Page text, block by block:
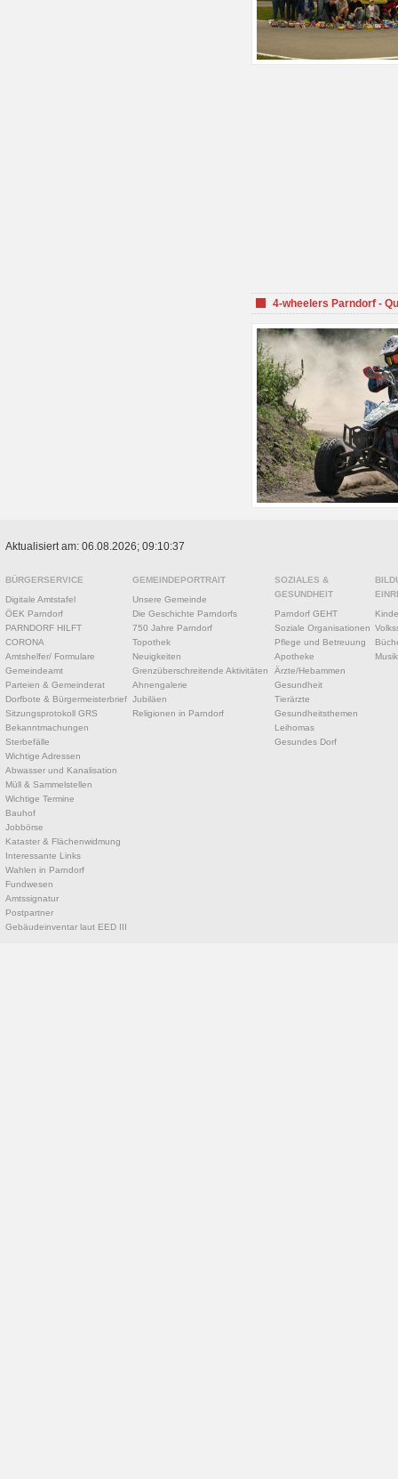
4-wheelers Parndorf -
Aktualisiert am: 06.08.2026; 09:10:37
BÜRGERSERVICE
Digitale Amtstafel
ÖEK Parndorf
PARNDORF HILFT
CORONA
Amtshelfer/ Formulare
Gemeindeamt
Parteien & Gemeinderat
Dorfbote & Bürgermeisterbrief
Sitzungsprotokoll GRS
Bekanntmachungen
Sterbefälle
Wichtige Adressen
Abwasser und Kanalisation
Müll & Sammelstellen
Wichtige Termine
Bauhof
Jobbörse
Kataster & Flächenwidmung
Interessante Links
Wahlen in Parndorf
Fundwesen
Amtssignatur
Postpartner
Gebäudeinventar laut EED III
GEMEINDEPORTRAIT
Unsere Gemeinde
Die Geschichte Parndorfs
750 Jahre Parndorf
Topothek
Neuigkeiten
Grenzüberschreitende Aktivitäten
Ahnengalerie
Jubiläen
Religionen in Parndorf
SOZIALES &
GESUNDHEIT
Parndorf GEHT
Soziale Organisationen
Pflege und Betreuung
Apotheke
Ärzte/Hebammen
Gesundheit
Tierärzte
Gesundheitsthemen
Leihomas
Gesundes Dorf